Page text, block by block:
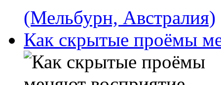
(Мельбурн, Австралия)
Как скрытые проёмы